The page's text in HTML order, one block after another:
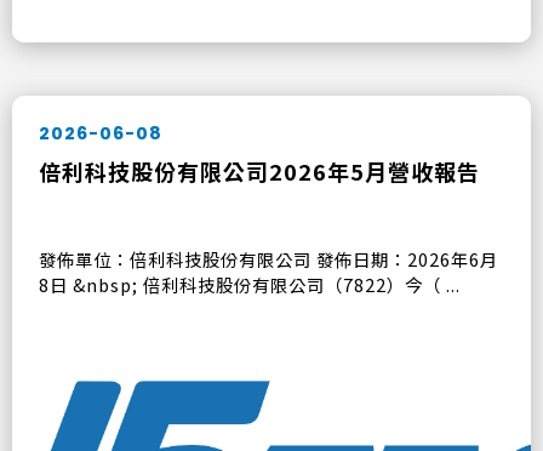
2026-06-08
倍利科技股份有限公司2026年5月營收報告
發佈單位：倍利科技股份有限公司 發佈日期：2026年6月
8日 &nbsp; 倍利科技股份有限公司（7822）今（ ...